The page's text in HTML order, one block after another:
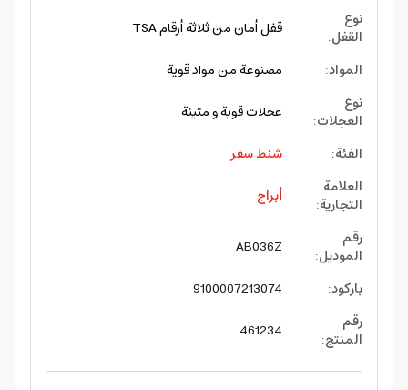
نوع
القفل:
قفل أمان من ثلاثة أرقام TSA
المواد:
مصنوعة من مواد قوية
نوع
العجلات:
عجلات قوية و متينة
الفئة:
شنط سفر
العلامة
التجارية:
أبراج
رقم
الموديل:
AB036Z
باركود:
9100007213074
رقم
المنتج:
461234